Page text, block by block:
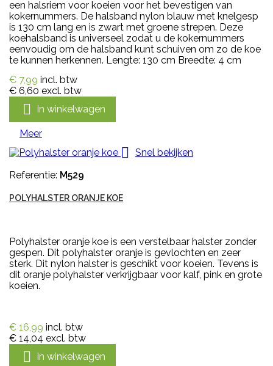
een halsriem voor koeien voor het bevestigen van
kokernummers. De halsband nylon blauw met knelgesp
is 130 cm lang en is zwart met groene strepen. Deze
koehalsband is universeel zodat u de kokernummers
eenvoudig om de halsband kunt schuiven om zo de koe
te kunnen herkennen. Lengte: 130 cm Breedte: 4 cm
€ 7,99 incl. btw
€ 6,60 excl. btw
 In winkelwagen
Meer

Snel bekijken
Referentie: M529
POLYHALSTER ORANJE KOE
Polyhalster oranje koe is een verstelbaar halster zonder
gespen. Dit polyhalster oranje is gevlochten en zeer
sterk. Dit nylon halster is geschikt voor koeien. Tevens is
dit oranje polyhalster verkrijgbaar voor kalf, pink en grote
koeien.
€ 16,99 incl. btw
€ 14,04 excl. btw
 In winkelwagen